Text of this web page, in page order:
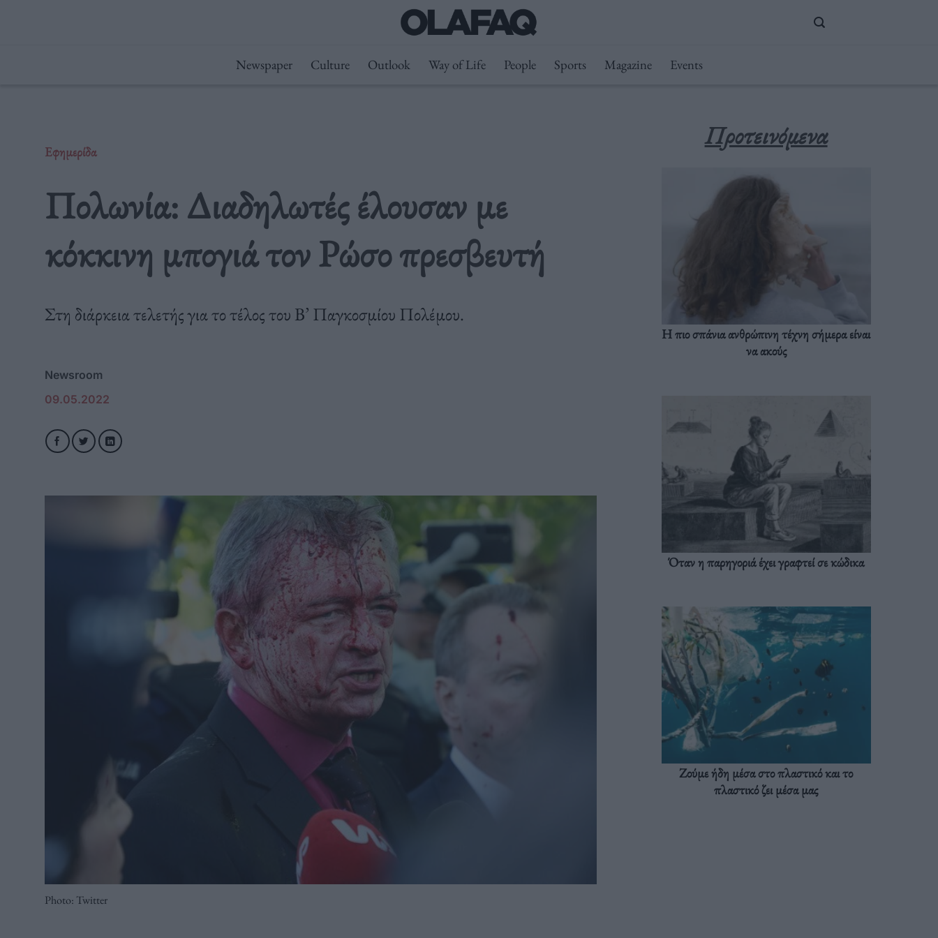
Newspaper Culture Outlook Way of Life People Sports Magazine Events
Εφημερίδα
Πολωνία: Διαδηλωτές έλουσαν με
κόκκινη μπογιά τον Ρώσο πρεσβευτή
Στη διάρκεια τελετής για το τέλος του Β’ Παγκοσμίου Πολέμου.
Newsroom
09.05.2022
Photo: Twitter
Προτεινόμενα
Η πιο σπάνια ανθρώπινη τέχνη σήμερα είναι
να ακούς
Όταν η παρηγοριά έχει γραφτεί σε κώδικα
Ζούμε ήδη μέσα στο πλαστικό και το
πλαστικό ζει μέσα μας